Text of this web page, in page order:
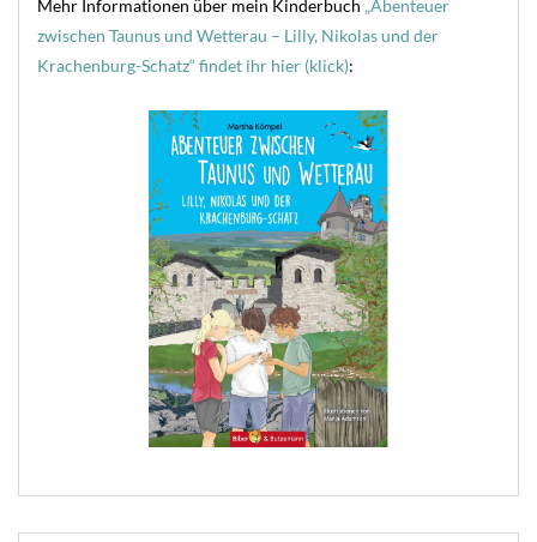
Mehr Informationen über mein Kinderbuch „Abenteuer
zwischen Taunus und Wetterau – Lilly, Nikolas und der
Krachenburg-Schatz“ findet ihr hier (klick):